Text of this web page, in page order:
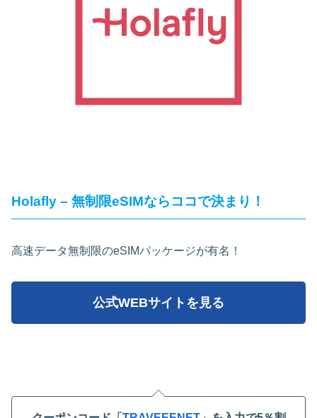
Holafly – 無制限eSIMならココで決まり！
高速データ無制限のeSIMパッケージが有名！
公式WEBサイトを見る